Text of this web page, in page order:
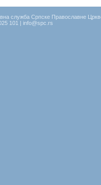
служба Српске Православне
101 | info@spc.rs